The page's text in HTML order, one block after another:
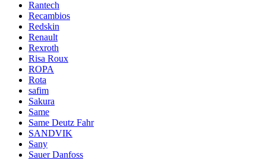
Rantech
Recambios
Redskin
Renault
Rexroth
Risa Roux
ROPA
Rota
safim
Sakura
Same
Same Deutz Fahr
SANDVIK
Sany
Sauer Danfoss